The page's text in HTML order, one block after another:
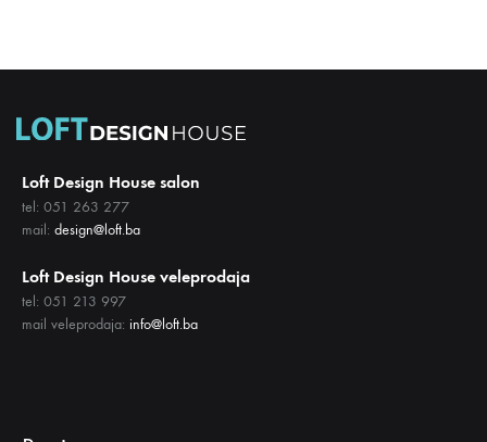
Loft Design House salon
tel: 051 263 277
mail: design@loft.ba
Loft Design House veleprodaja
tel: 051 213 997
mail veleprodaja: info@loft.ba